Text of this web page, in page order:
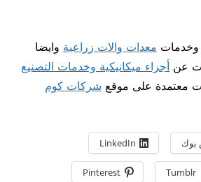
وخدمات معدات والات زراعية وايضا
عن أجزاء ميكانيكية وخدمات التصنيع
معتمدة على موقع شركات كوم
بوك LinkedIn
Tumblr
Pinterest